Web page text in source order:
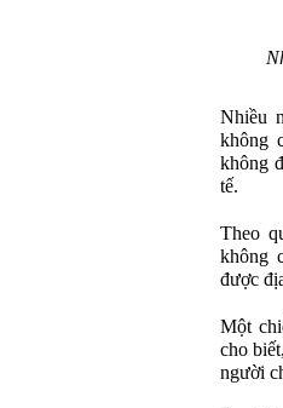
Nhiều
không
không
tế.
Theo
không
được
Một
cho
người